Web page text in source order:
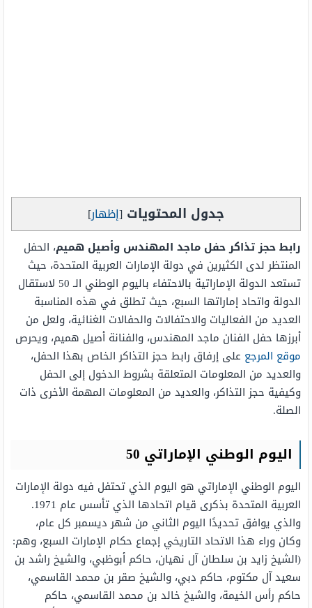
جدول المحتويات [إظهار]
رابط حجز تذاكر حفل ماجد المهندس وأصيل هميم، الحفل
المنتظر لدى الكثيرين في دولة الإمارات العربية المتحدة، حيث
تستعد الدولة الإماراتية بالاحتفاء باليوم الوطني الـ 50 لاستقال
الدولة واتحاد إماراتها السبع، حيث تطلق في هذه المناسبة
العديد من الفعاليات والاحتفالات والحفالات الغنائية، ولعل من
أبرزها حفل الفنان ماجد المهندس، والفنانة أصيل هميم، ويحرص
موقع المرجع على إرفاق رابط حجز التذاكر الخاص بهذا الحفل،
والعديد من المعلومات المتعلقة بشروط الدخول إلى الحفل
وكيفية حجز التذاكر، والعديد من المعلومات المهمة الأخرى ذات
الصلة.
اليوم الوطني الإماراتي 50
اليوم الوطني الإماراتي هو اليوم الذي تحتفل فيه دولة الإمارات
العربية المتحدة بذكرى قيام اتحادها الذي تأسس عام 1971.
والذي يوافق تحديدًا اليوم الثاني من شهر ديسمبر كل عام،
وكان وراء هذا الاتحاد التاريخي إجماع حكام الإمارات السبع، وهم:
(الشيخ زايد بن سلطان آل نهيان، حاكم أبوظبي، والشيخ راشد بن
سعيد آل مكتوم، حاكم دبي، والشيخ صقر بن محمد القاسمي،
حاكم رأس الخيمة، والشيخ خالد بن محمد القاسمي، حاكم